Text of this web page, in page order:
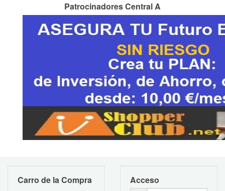
Patrocinadores Central A
Carro de la Compra Acceso